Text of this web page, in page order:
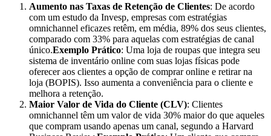
Aumento nas Taxas de Retenção de Clientes: De acordo
com um estudo da Invesp, empresas com estratégias
omnichannel eficazes retêm, em média, 89% dos seus clientes,
comparado com 33% para aquelas com estratégias de canal
único.Exemplo Prático: Uma loja de roupas que integra seu
sistema de inventário online com suas lojas físicas pode
oferecer aos clientes a opção de comprar online e retirar na
loja (BOPIS). Isso aumenta a conveniência para o cliente e
melhora a retenção.
Maior Valor de Vida do Cliente (CLV): Clientes
omnichannel têm um valor de vida 30% maior do que aqueles
que compram usando apenas um canal, segundo a Harvard